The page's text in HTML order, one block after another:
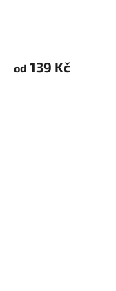
od 139 Kč